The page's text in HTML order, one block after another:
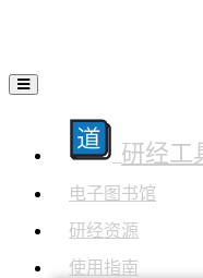
研经工
电子图书馆
研经资源
使用指南